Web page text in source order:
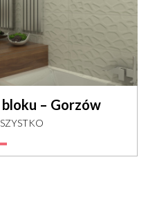
– Gorzów